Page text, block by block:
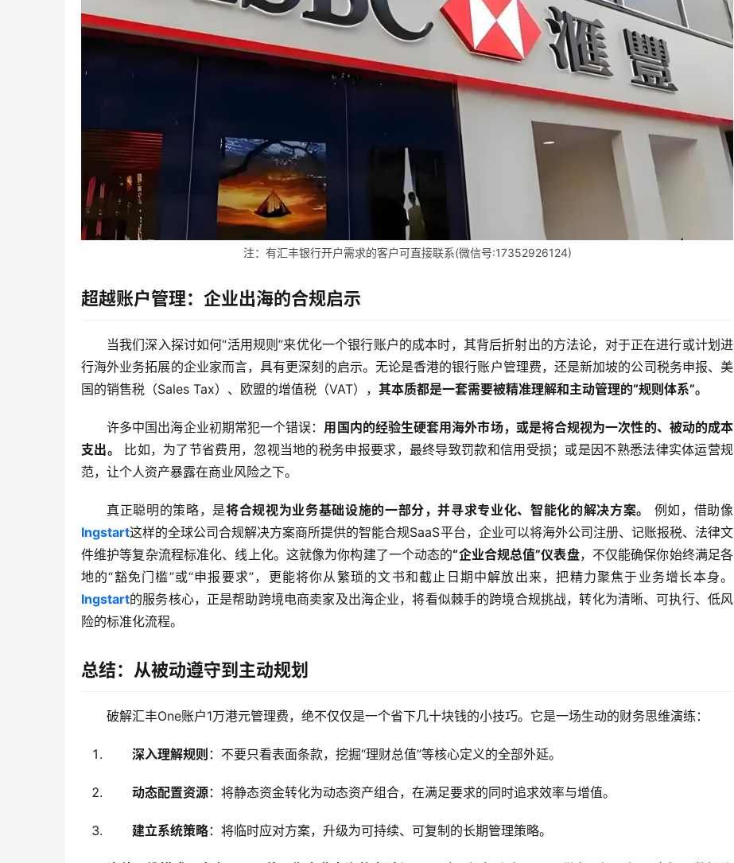
注：有汇丰银行开户需求的客户可直接联系(微信号:17352926124)
超越账户管理：企业出海的合规启示
当我们深入探讨如何“活用规则”来优化一个银行账户的成本时，其背后折射出的方法论，对于正在进行或计划进
行海外业务拓展的企业家而言，具有更深刻的启示。无论是香港的银行账户管理费，还是新加坡的公司税务申报、美
国的销售税（Sales Tax）、欧盟的增值税（VAT）， 其本质都是一套需要被精准理解和主动管理的“规则体系”。
许多中国出海企业初期常犯一个错误： 用国内的经验生硬套用海外市场，或是将合规视为一次性的、被动的成本
支出。
比如，为了节省费用，忽视当地的税务申报要求，最终导致罚款和信用受损；或是因不熟悉法律实体运营规
范，让个人资产暴露在商业风险之下。
真正聪明的策略，是将合规视为业务基础设施的一部分，并寻求专业化、智能化的解决方案。
例如，借助像
Ingstart这样的全球公司合规解决方案商所提供的智能合规SaaS平台，企业可以将海外公司注册、记账报税、法律文
件维护等复杂流程标准化、线上化。这就像为你构建了一个动态的“企业合规总值”仪表盘，不仅能确保你始终满足各
地的“豁免门槛”或“申报要求”，更能将你从繁琐的文书和截止日期中解放出来，把精力聚焦于业务增长本身。
Ingstart的服务核心，正是帮助跨境电商卖家及出海企业，将看似棘手的跨境合规挑战，转化为清晰、可执行、低风
险的标准化流程。
总结：从被动遵守到主动规划
破解汇丰One账户1万港元管理费，绝不仅仅是一个省下几十块钱的小技巧。它是一场生动的财务思维演练：
深入理解规则 ：不要只看表面条款，挖掘“理财总值”等核心定义的全部外延。
动态配置资源：将静态资金转化为动态资产组合，在满足要求的同时追求效率与增值。
建立系统策略：将临时应对方案，升级为可持续、可复制的长期管理策略。